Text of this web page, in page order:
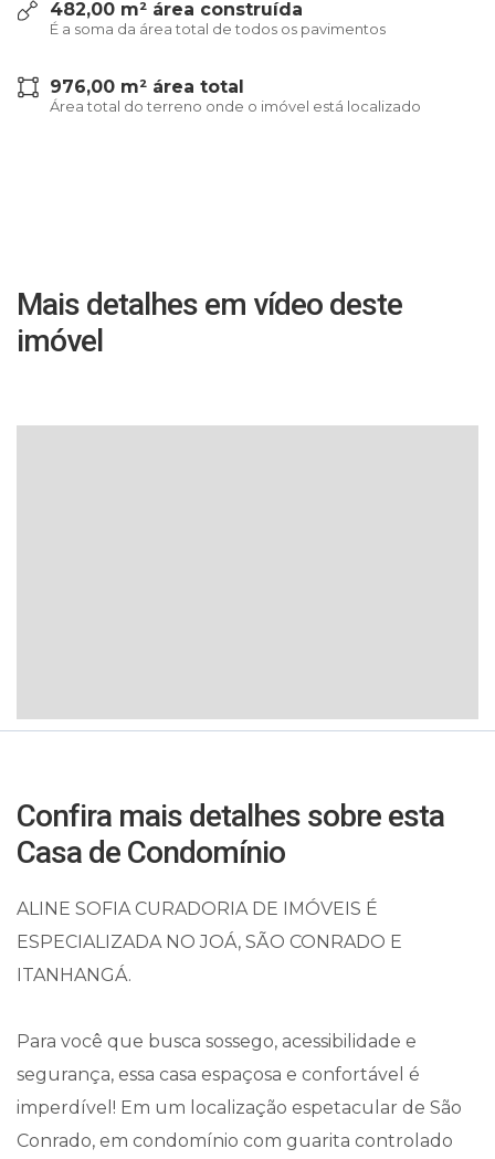
482,00 m² área construída
É a soma da área total de todos os pavimentos
976,00 m² área total
Área total do terreno onde o imóvel está localizado
Mais detalhes em vídeo deste
imóvel
Confira mais detalhes sobre esta
Casa de Condomínio
ALINE SOFIA CURADORIA DE IMÓVEIS É
ESPECIALIZADA NO JOÁ, SÃO CONRADO E
ITANHANGÁ.
Para você que busca sossego, acessibilidade e
segurança, essa casa espaçosa e confortável é
imperdível! Em um localização espetacular de São
Conrado, em condomínio com guarita controlado